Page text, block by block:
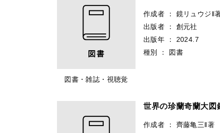
図書・雑誌・視聴覚
作成者 ：
鏡リュウジ‖
出版者
：
創元社
出版年
：
2024.7
種別
： 図書
世界の珍蘭奇蘭大図
作成者 ：
齊藤亀三‖著